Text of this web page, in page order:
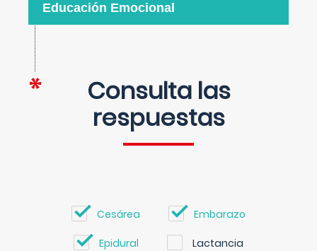
Educación Emocional
Consulta las
respuestas
Cesárea Embarazo
Epidural Lactancia